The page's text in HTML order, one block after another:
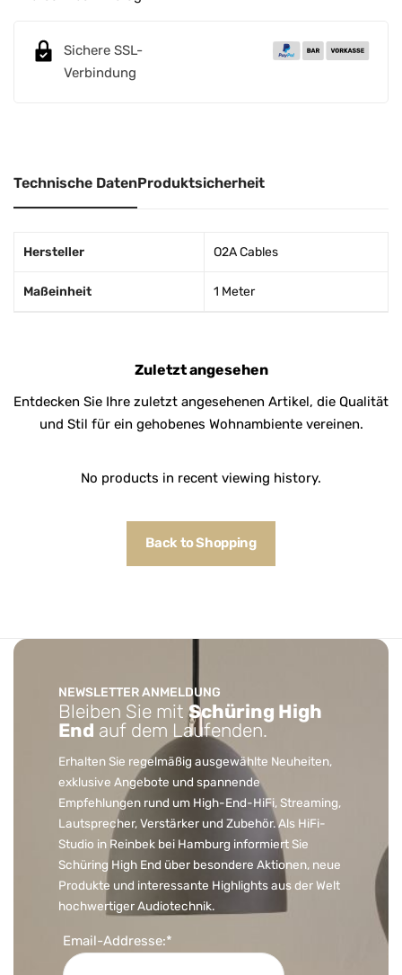
Sichere SSL-
Verbindung
Technische DatenProduktsicherheit
Hersteller O2A Cables
Maßeinheit 1 Meter
Zuletzt angesehen
Entdecken Sie Ihre zuletzt angesehenen Artikel, die Qualität
und Stil für ein gehobenes Wohnambiente vereinen.
No products in recent viewing history.
Back to Shopping
NEWSLETTER ANMELDUNG
Bleiben Sie mitSchüring High
End auf dem Laufenden.
Erhalten Sie regelmäßig ausgewählte Neuheiten,
exklusive Angebote und spannende
Empfehlungen rund um High-End-HiFi, Streaming,
Lautsprecher, Verstärker und Zubehör. Als HiFi-
Studio in Reinbek bei Hamburg informiert Sie
Schüring High End über besondere Aktionen, neue
Produkte und interessante Highlights aus der Welt
hochwertiger Audiotechnik.
Email-Addresse:*